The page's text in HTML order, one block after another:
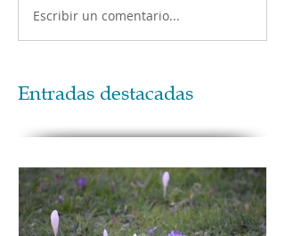
Escribir un comentario...
Entradas destacadas